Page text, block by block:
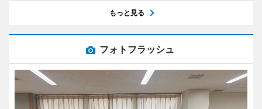
もっと見る
フォトフラッシュ